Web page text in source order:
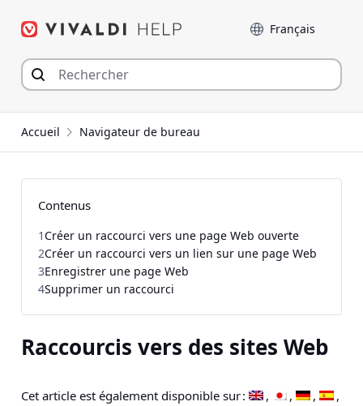
Langue
Accueil Navigateur de bureau
Raccourcis vers des sites Web
Cet article est également disponible sur :
Contenus
1Créer un raccourci vers une page Web ouverte
2Créer un raccourci vers un lien sur une page Web
3Enregistrer une page Web
4Supprimer un raccourci